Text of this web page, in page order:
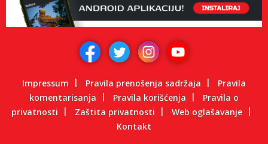
Impressum Pravila prenošenja sadržaja
Pravila
komentarisanja
Pravila korišćenja
Pravila o
privatnosti
Zaštita privatnosti
Web oglašavanje
Kontakt